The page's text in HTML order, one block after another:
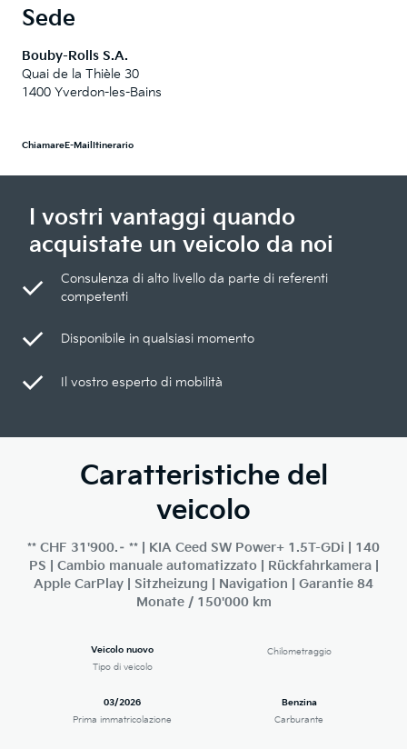
Sede
Bouby-Rolls S.A.
Quai de la Thièle 30
1400 Yverdon-les-Bains
ChiamareE-Mail Itinerario
I vostri vantaggi quando
acquistate un veicolo da noi
Consulenza di alto livello da parte di referenti
competenti
Disponibile in qualsiasi momento
Il vostro esperto di mobilità
Caratteristiche del
veicolo
** CHF 31'900.– ** | KIA Ceed SW Power+ 1.5T-GDi | 140
PS | Cambio manuale automatizzato | Rückfahrkamera |
Apple CarPlay | Sitzheizung | Navigation | Garantie 84
Monate / 150'000 km
Veicolo nuovo
Tipo di veicolo
Chilometraggio
03/2026
Prima immatricolazione
Benzina
Carburante